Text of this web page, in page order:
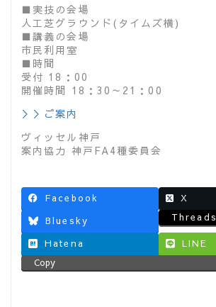
■実技の会場
人工芝グラウンド(タイムズ横)
■講義の会場
市民利用室
■時間
受付 18：00
開催時間 18：30～21：00
＞＞ご案内
ヴィッセル神戸
案内協力 神戸FA4種委員会
Facebook
X
Bluesky
Threads
Hatena
LINE
Copy